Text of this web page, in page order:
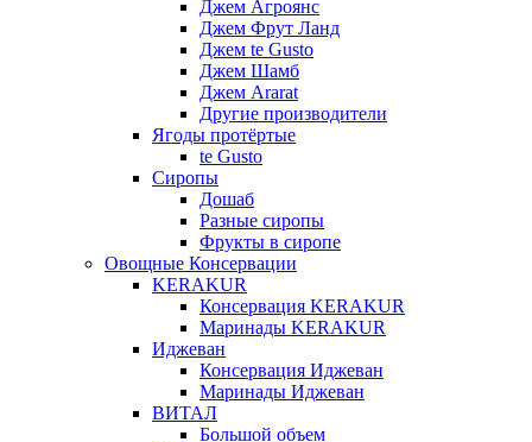
Джем Агроянс
Джем Фрут Ланд
Джем te Gusto
Джем Шамб
Джем Ararat
Другие производители
Ягоды протёртые
te Gusto
Сиропы
Дошаб
Разные сиропы
Фрукты в сиропе
Овощные Консервации
KERAKUR
Консервация KERAKUR
Маринады KERAKUR
Иджеван
Консервация Иджеван
Маринады Иджеван
ВИТАЛ
Большой объем